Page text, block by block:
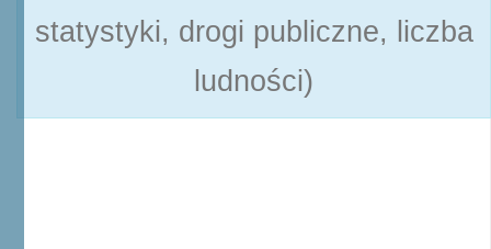
statystyki, drogi publiczne, liczba
ludności)